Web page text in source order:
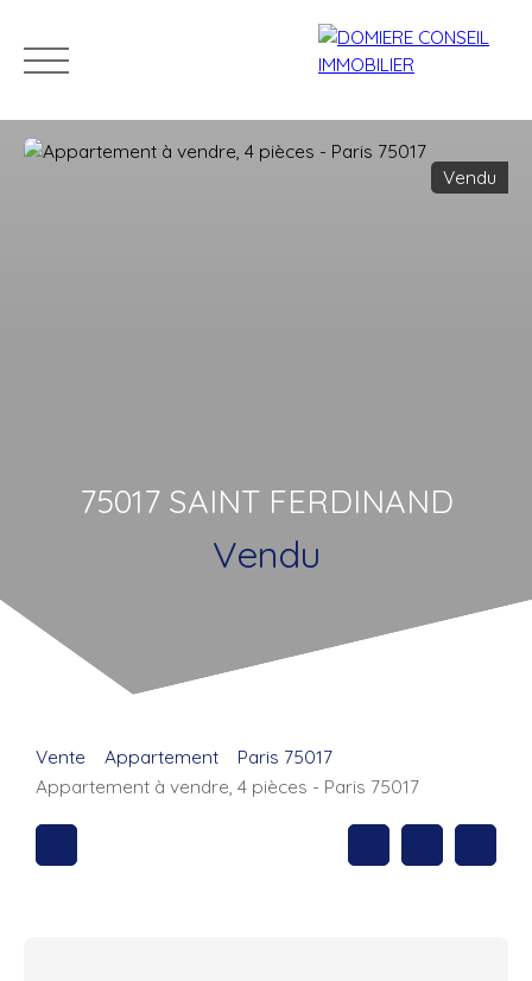
Vendu
75017 SAINT FERDINAND
Vendu
Vente Appartement
Paris 75017
Appartement à vendre, 4 pièces - Paris 75017